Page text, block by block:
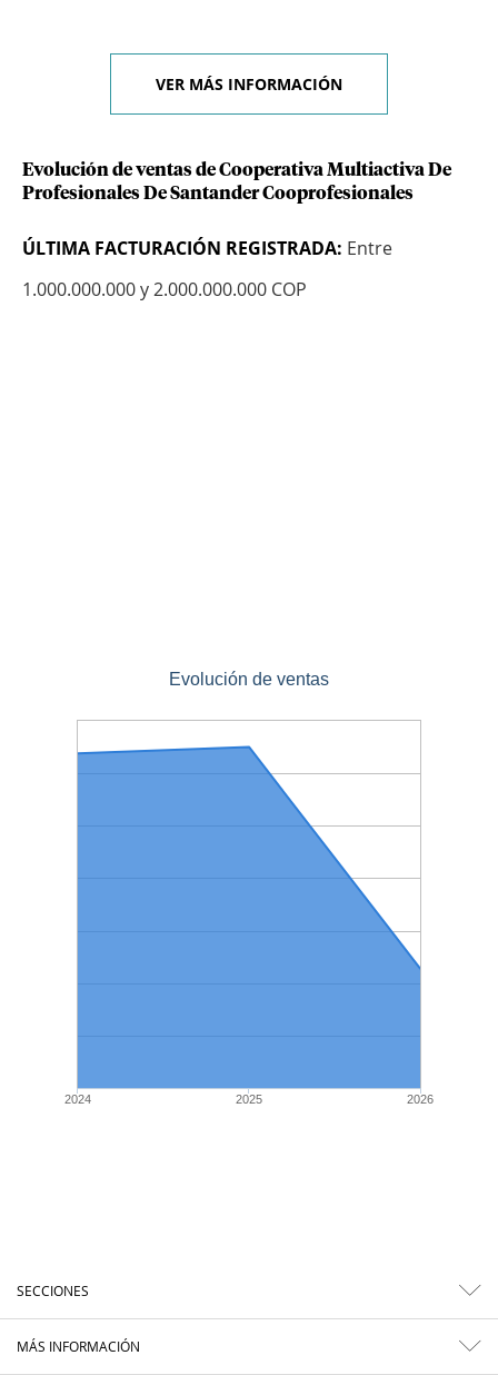
VER MÁS INFORMACIÓN
Evolución de ventas de Cooperativa Multiactiva De
Profesionales De Santander Cooprofesionales
ÚLTIMA FACTURACIÓN REGISTRADA: Entre
1.000.000.000 y 2.000.000.000 COP
Evolución de ventas
2024 2025 2026
SECCIONES
MÁS INFORMACIÓN